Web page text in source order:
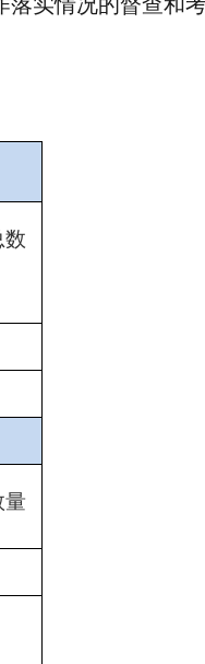
数
量